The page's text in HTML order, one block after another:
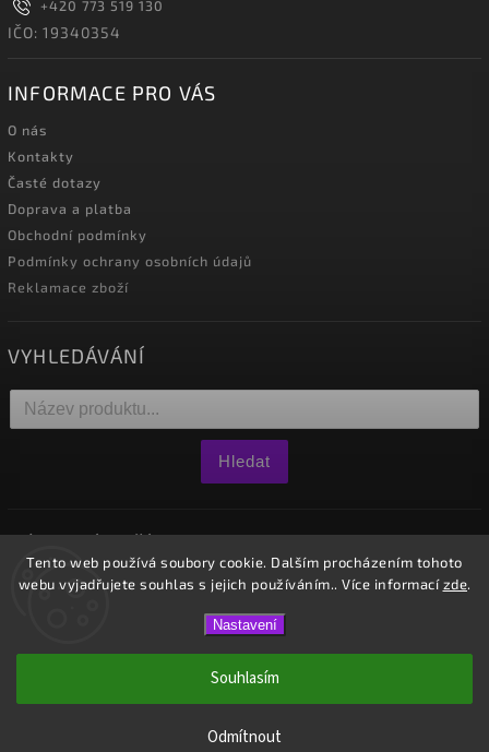
Tento web používá soubory cookie. Dalším procházením tohoto
webu vyjadřujete souhlas s jejich používáním.. Více informacízde.
Nastavení
Odmítnout
Souhlasím
+420 773 519 130
IČO: 19340354
INFORMACE PRO VÁS
O nás
Kontakty
Časté dotazy
Doprava a platba
Obchodní podmínky
Podmínky ochrany osobních údajů
Reklamace zboží
VYHLEDÁVÁNÍ
Hledat
0ks / 0 Kč